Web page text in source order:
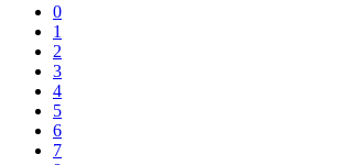
0
1
2
3
4
5
6
7